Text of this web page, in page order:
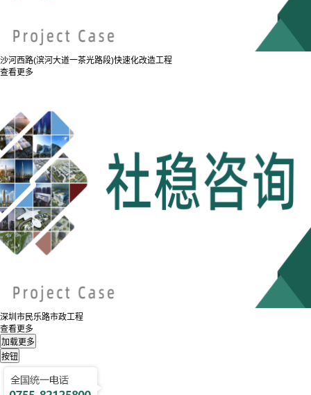
沙河西路(滨河大道一茶光路段)快速化改造工程
查看更多
深圳市民乐路市政工程
查看更多